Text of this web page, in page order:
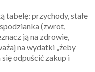
tabelę: przychody, stałe
(zwrot,
ją na zdrowie,
na wydatki „żeby
się odpuścić zakup i